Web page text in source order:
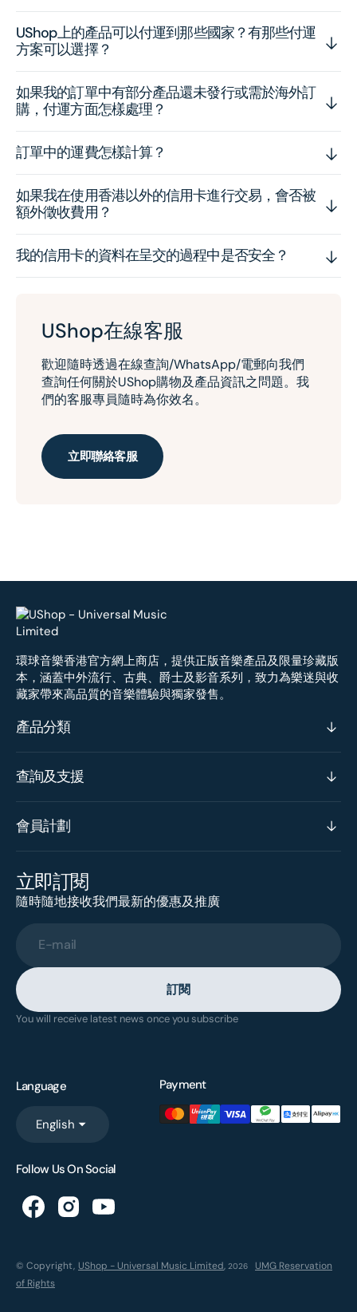
UShop上的產品可以付運到那些國家？有那些付運
方案可以選擇？
如果我的訂單中有部分產品還未發行或需於海外訂
購，付運方面怎樣處理？
訂單中的運費怎樣計算？
如果我在使用香港以外的信用卡進行交易，會否被
額外徵收費用？
我的信用卡的資料在呈交的過程中是否安全？
UShop在線客服
歡迎隨時透過在線查詢/WhatsApp/電郵向我們
查詢任何關於UShop購物及產品資訊之問題。我
們的客服專員隨時為你效名。
立即聯絡客服
環球音樂香港官方網上商店，提供正版音樂產品及限量珍藏版
本，涵蓋中外流行、古典、爵士及影音系列，致力為樂迷與收
藏家帶來高品質的音樂體驗與獨家發售。
產品分類
查詢及支援
會員計劃
立即訂閱
隨時隨地接收我們最新的優惠及推廣
E-mail
訂閱
You will receive latest news once you subscribe
Language
English
Payment
Follow Us On Social
© Copyright, UShop - Universal Music Limited, 2026
UMG Reservation
of Rights